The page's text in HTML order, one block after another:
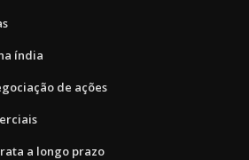
índia
de ações
a longo prazo